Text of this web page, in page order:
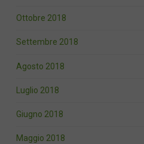
Ottobre 2018
Settembre 2018
Agosto 2018
Luglio 2018
Giugno 2018
Maggio 2018